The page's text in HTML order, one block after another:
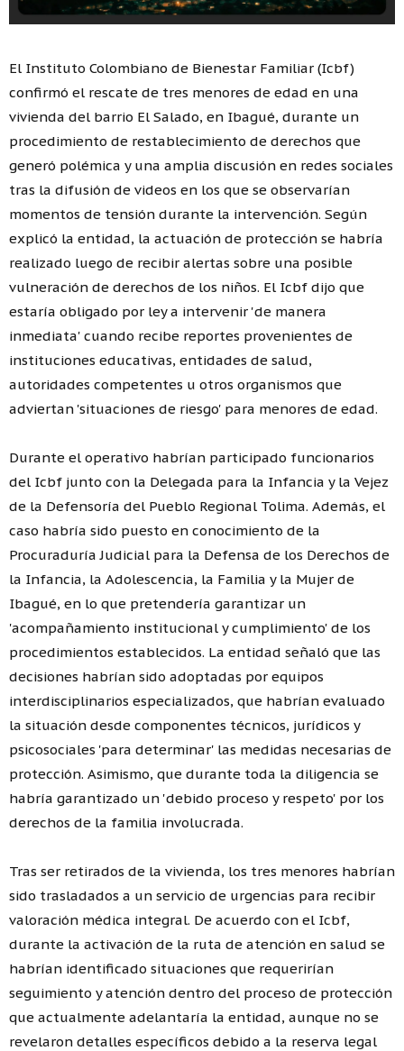
El Instituto Colombiano de Bienestar Familiar (Icbf)
confirmó el rescate de tres menores de edad en una
vivienda del barrio El Salado, en Ibagué, durante un
procedimiento de restablecimiento de derechos que
generó polémica y una amplia discusión en redes sociales
tras la difusión de videos en los que se observarían
momentos de tensión durante la intervención. Según
explicó la entidad, la actuación de protección se habría
realizado luego de recibir alertas sobre una posible
vulneración de derechos de los niños. El Icbf dijo que
estaría obligado por ley a intervenir 'de manera
inmediata' cuando recibe reportes provenientes de
instituciones educativas, entidades de salud,
autoridades competentes u otros organismos que
adviertan 'situaciones de riesgo' para menores de edad.
Durante el operativo habrían participado funcionarios
del Icbf junto con la Delegada para la Infancia y la Vejez
de la Defensoría del Pueblo Regional Tolima. Además, el
caso habría sido puesto en conocimiento de la
Procuraduría Judicial para la Defensa de los Derechos de
la Infancia, la Adolescencia, la Familia y la Mujer de
Ibagué, en lo que pretendería garantizar un
'acompañamiento institucional y cumplimiento' de los
procedimientos establecidos. La entidad señaló que las
decisiones habrían sido adoptadas por equipos
interdisciplinarios especializados, que habrían evaluado
la situación desde componentes técnicos, jurídicos y
psicosociales 'para determinar' las medidas necesarias de
protección. Asimismo, que durante toda la diligencia se
habría garantizado un 'debido proceso y respeto' por los
derechos de la familia involucrada.
Tras ser retirados de la vivienda, los tres menores habrían
sido trasladados a un servicio de urgencias para recibir
valoración médica integral. De acuerdo con el Icbf,
durante la activación de la ruta de atención en salud se
habrían identificado situaciones que requerirían
seguimiento y atención dentro del proceso de protección
que actualmente adelantaría la entidad, aunque no se
revelaron detalles específicos debido a la reserva legal